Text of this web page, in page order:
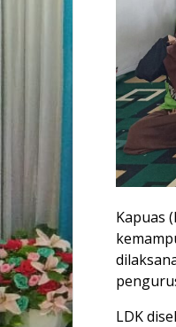
Kapuas
LDK